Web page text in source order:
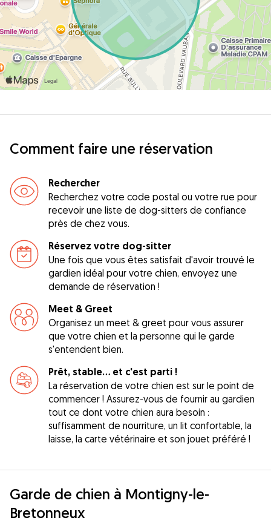
Comment faire une réservation
Rechercher
Recherchez votre code postal ou votre rue pour
recevoir une liste de dog-sitters de confiance
près de chez vous.
Réservez votre dog-sitter
Une fois que vous êtes satisfait d'avoir trouvé le
gardien idéal pour votre chien, envoyez une
demande de réservation !
Meet & Greet
Organisez un meet & greet pour vous assurer
que votre chien et la personne qui le garde
s'entendent bien.
Prêt, stable... et c'est parti !
La réservation de votre chien est sur le point de
commencer ! Assurez-vous de fournir au gardien
tout ce dont votre chien aura besoin :
suffisamment de nourriture, un lit confortable, la
laisse, la carte vétérinaire et son jouet préféré !
Garde de chien à Montigny-le-
Bretonneux